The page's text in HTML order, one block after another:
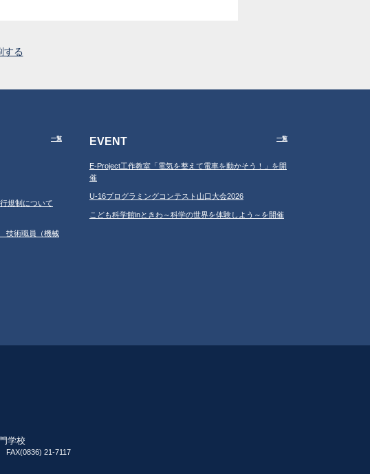
する
一覧
規制について
技術職員（機械
EVENT 一覧
E-Project工作教室「電気を整えて電車を動かそう！」を開
催
U-16プログラミングコンテスト山口大会2026
こども科学館inときわ～科学の世界を体験しよう～を開催
学校
21-7117